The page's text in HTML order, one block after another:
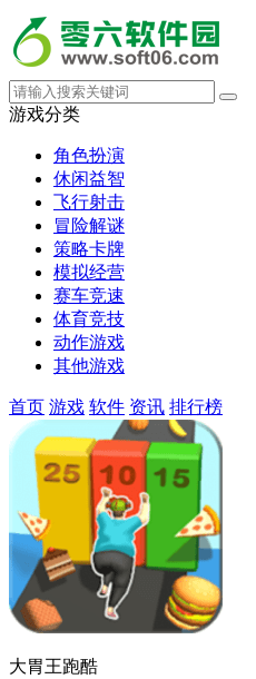
游戏分类
角色扮演
休闲益智
飞行射击
冒险解谜
策略卡牌
模拟经营
赛车竞速
体育竞技
动作游戏
其他游戏
首页 游戏 软件 资讯 排行榜
大胃王跑酷